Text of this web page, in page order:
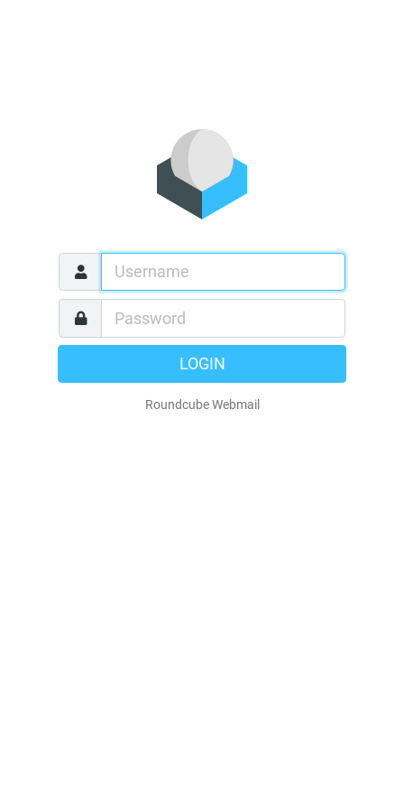
LOGIN
Roundcube Webmail